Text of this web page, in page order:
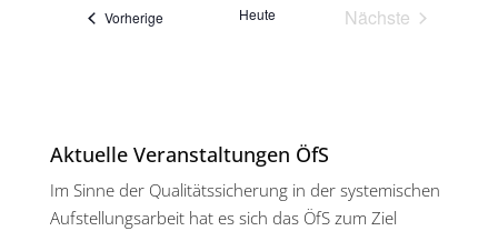
Vorherige Veranstaltungen
Heute
Nächste
Aktuelle Veranstaltungen ÖfS
Im Sinne der Qualitätssicherung in der systemischen
Aufstellungsarbeit hat es sich das ÖfS zum Ziel